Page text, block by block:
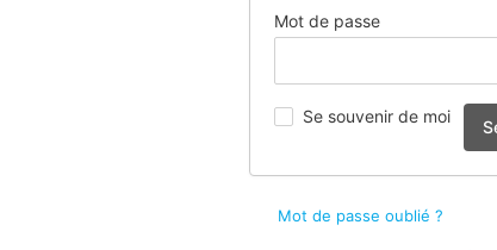
Mot de passe
Se souvenir de moi
Mot de passe oublié ?